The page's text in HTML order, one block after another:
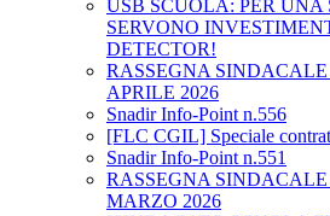
USB SCUOLA: PER UNA
SERVONO
DETECTOR!
RASSEGNA
APRILE 2026
Snadir Info-Point n.556
[FLC CGIL] Speciale
Snadir Info-Point n.551
RASSEGNA
MARZO 2026